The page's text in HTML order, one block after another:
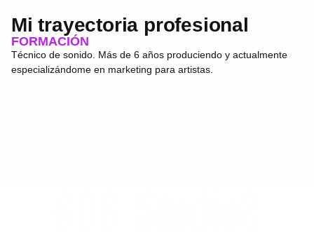
Mi trayectoria profesional
FORMACIÓN
Técnico de sonido. Más de 6 años produciendo y actualmente
especializándome en marketing para artistas.